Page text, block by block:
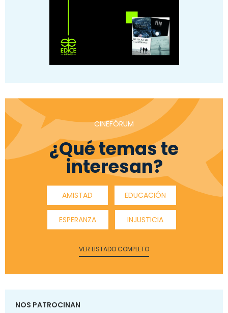
CINEFÓRUM
¿Qué temas te
interesan?
AMISTAD EDUCACIÓN
ESPERANZA INJUSTICIA
VER LISTADO COMPLETO
NOS PATROCINAN